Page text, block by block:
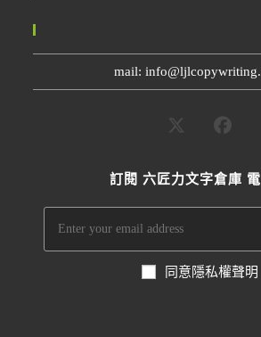
mail:
訂閱 六匠力文字倉庫
同意隱私權聲明